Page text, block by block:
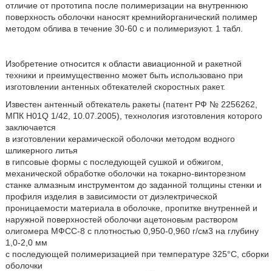
отличие от прототипа после полимеризации на внутреннюю
поверхность оболочки наносят кремнийорганический полимер
методом облива в течение 30-60 с и полимеризуют. 1 табл.
Изобретение относится к области авиационной и ракетной
техники и преимущественно может быть использовано при
изготовлении антенных обтекателей скоростных ракет.
Известен антенный обтекатель ракеты (патент РФ № 2256262,
МПК Н01Q 1/42, 10.07.2005), технология изготовления которого
заключается
в изготовлении керамической оболочки методом водного
шликерного литья
в гипсовые формы с последующей сушкой и обжигом,
механической обработке оболочки на токарно-винторезном
станке алмазным инструментом до заданной толщины стенки и
профиля изделия в зависимости от диэлектрической
проницаемости материала в оболочке, пропитке внутренней и
наружной поверхностей оболочки ацетоновым раствором
олигомера МФСС-8 с плотностью 0,950-0,960 г/см3 на глубину
1,0-2,0 мм
с последующей полимеризацией при температуре 325°С, сборки
оболочки